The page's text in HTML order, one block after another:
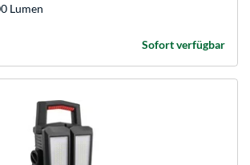
Lumen
Sofort verfügbar